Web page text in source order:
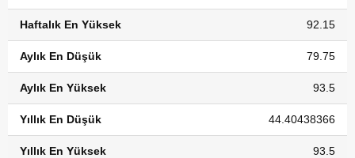
Haftalık En Yüksek 92.15
Aylık En Düşük 79.75
Aylık En Yüksek 93.5
Yıllık En Düşük 44.40438366
Yıllık En Yüksek 93.5